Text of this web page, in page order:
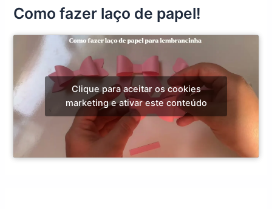
Como fazer laço de papel!
Clique para aceitar os cookies
marketing e ativar este conteúdo